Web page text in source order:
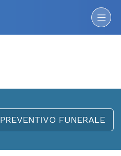
PREVENTIVO FUNERALE